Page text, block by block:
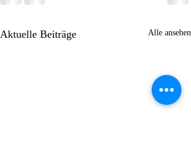
Aktuelle Beiträge Alle ansehen